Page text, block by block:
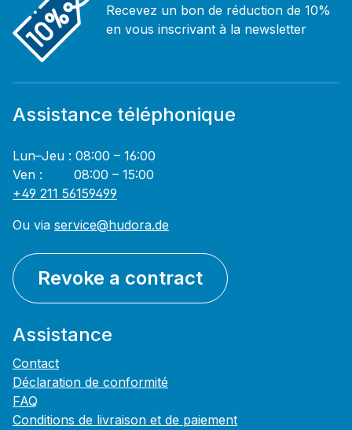
Recevez un bon de réduction de 10%
en vous inscrivant à la newsletter
Assistance téléphonique
Lun–Jeu : 08:00 – 16:00
Ven : 08:00 – 15:00
+49 211 56159499
Ou via service@hudora.de
Revoke a contract
Assistance
Contact
Déclaration de conformité
FAQ
Conditions de livraison et de paiement